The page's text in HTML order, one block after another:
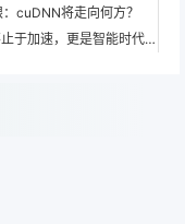
cuDNN将走向何方？
结语：不止于加速，更是智能时代的基础设施